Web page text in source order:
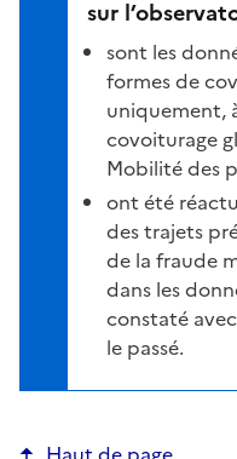
sur
sont les
formes de
uniquement,
covoiturage
Mobilité des
ont été
des trajets
de la fraude
dans les
constaté
le passé.